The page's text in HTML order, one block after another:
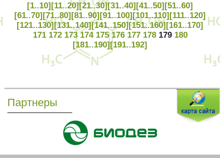
[1..10][11..20][21..30][31..40][41..50][51..60]
[61..70][71..80][81..90][91..100][101..110][111..120]
[121..130][131..140][141..150][151..160][161..170]
171 172 173 174 175 176 177 178 179 180
[181..190][191..192]
Партнеры